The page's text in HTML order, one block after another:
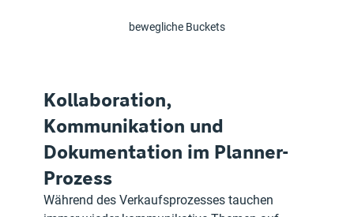
bewegliche Buckets
Kollaboration,
Kommunikation und
Dokumentation im Planner-
Prozess
Während des Verkaufsprozesses tauchen